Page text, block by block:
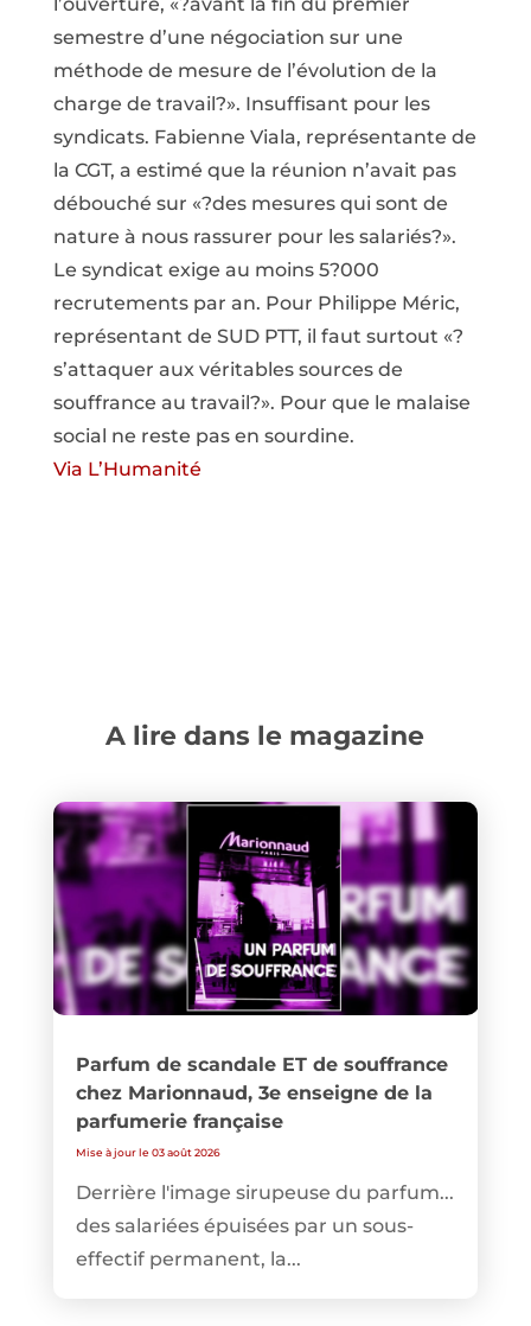
l’ouverture, «?avant la fin du premier
semestre d’une négociation sur une
méthode de mesure de l’évolution de la
charge de travail?». Insuffisant pour les
syndicats. Fabienne Viala, représentante de
la CGT, a estimé que la réunion n’avait pas
débouché sur «?des mesures qui sont de
nature à nous rassurer pour les salariés?».
Le syndicat exige au moins 5?000
recrutements par an. Pour Philippe Méric,
représentant de SUD PTT, il faut surtout «?
s’attaquer aux véritables sources de
souffrance au travail?». Pour que le malaise
social ne reste pas en sourdine.
Via L’Humanité
A lire dans le magazine
Parfum de scandale ET de souffrance
chez Marionnaud, 3e enseigne de la
parfumerie française
Mise à jour le 03 août 2026
Derrière l'image sirupeuse du parfum...
des salariées épuisées par un sous-
effectif permanent, la...